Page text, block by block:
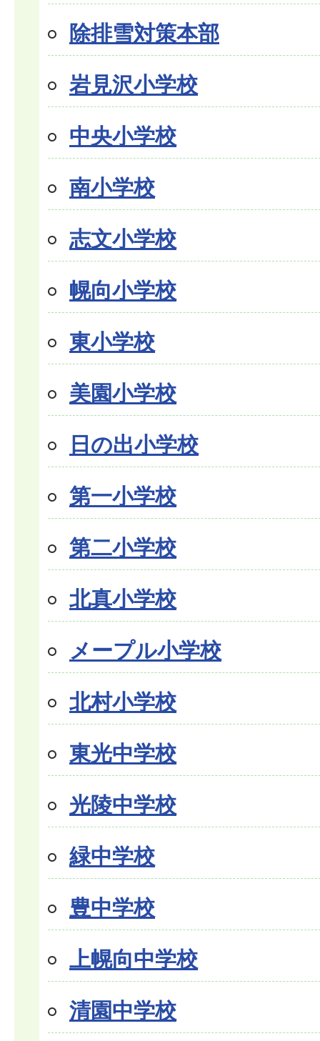
除排雪対策本部
岩見沢小学校
中央小学校
南小学校
志文小学校
幌向小学校
東小学校
美園小学校
日の出小学校
第一小学校
第二小学校
北真小学校
メープル小学校
北村小学校
東光中学校
光陵中学校
緑中学校
豊中学校
上幌向中学校
清園中学校